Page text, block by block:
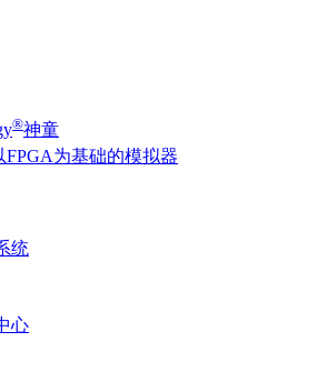
®神童
FPGA为基础的模拟器
统
心